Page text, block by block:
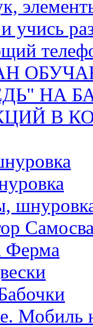
учись
НА
В
Ферма
Мобиль